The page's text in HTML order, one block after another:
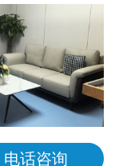
电话咨询